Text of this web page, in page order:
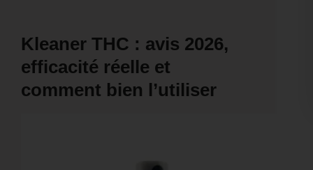
Kleaner THC : avis 2026,
efficacité réelle et
comment bien l’utiliser